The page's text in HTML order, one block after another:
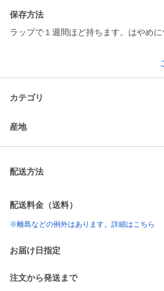
保存方法
ラップで１週間ほど持ちます。はやめに
カテゴリ
産地
配送方法
配送料金（送料）
※離島などの例外はあります。詳細はこちら
お届け日指定
注文から発送まで